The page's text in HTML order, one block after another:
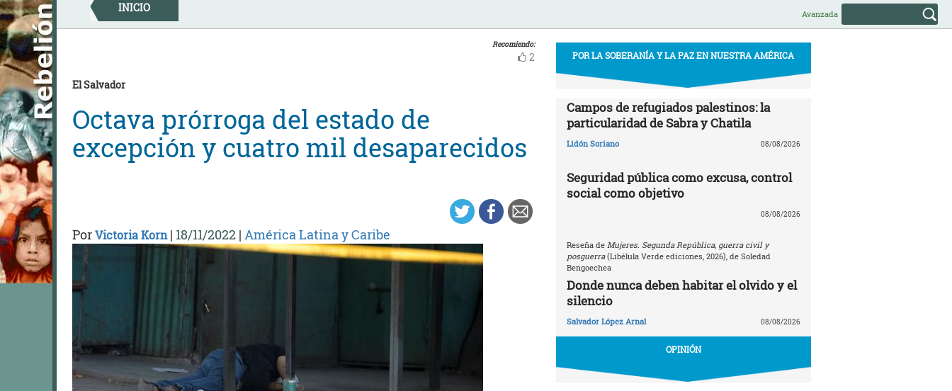
Skip
to
content
INICIO Avanzada
Recomiendo:
2
El Salvador
Octava prórroga del estado de
excepción y cuatro mil desaparecidos
PorVictoria Korn| 18/11/2022 | América Latina y Caribe
POR LA SOBERANÍA Y LA PAZ EN NUESTRA AMÉRICA
Campos de refugiados palestinos: la
particularidad de Sabra y Chatila
Lidón Soriano 08/08/2026
Seguridad pública como excusa, control
social como objetivo
08/08/2026
Reseña de Mujeres. Segunda República, guerra civil y
posguerra(Libélula Verde ediciones, 2026), de Soledad
Bengoechea
Donde nunca deben habitar el olvido y el
silencio
Salvador López Arnal 08/08/2026
OPINIÓN